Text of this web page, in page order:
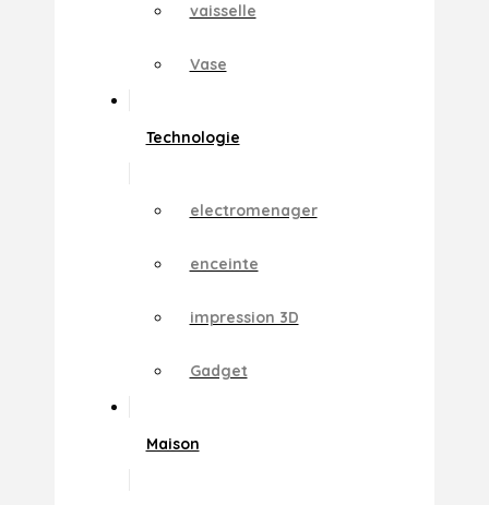
vaisselle
Vase
Technologie
electromenager
enceinte
impression 3D
Gadget
Maison